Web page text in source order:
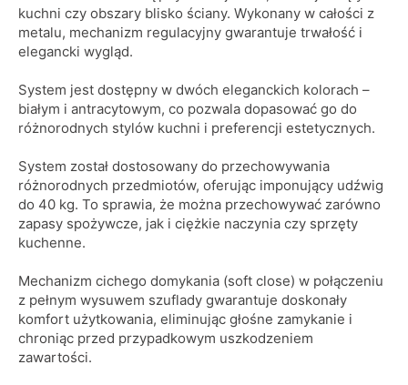
kuchni czy obszary blisko ściany. Wykonany w całości z
metalu, mechanizm regulacyjny gwarantuje trwałość i
elegancki wygląd.
System jest dostępny w dwóch eleganckich kolorach –
białym i antracytowym, co pozwala dopasować go do
różnorodnych stylów kuchni i preferencji estetycznych.
System został dostosowany do przechowywania
różnorodnych przedmiotów, oferując imponujący udźwig
do 40 kg. To sprawia, że można przechowywać zarówno
zapasy spożywcze, jak i ciężkie naczynia czy sprzęty
kuchenne.
Mechanizm cichego domykania (soft close) w połączeniu
z pełnym wysuwem szuflady gwarantuje doskonały
komfort użytkowania, eliminując głośne zamykanie i
chroniąc przed przypadkowym uszkodzeniem
zawartości.